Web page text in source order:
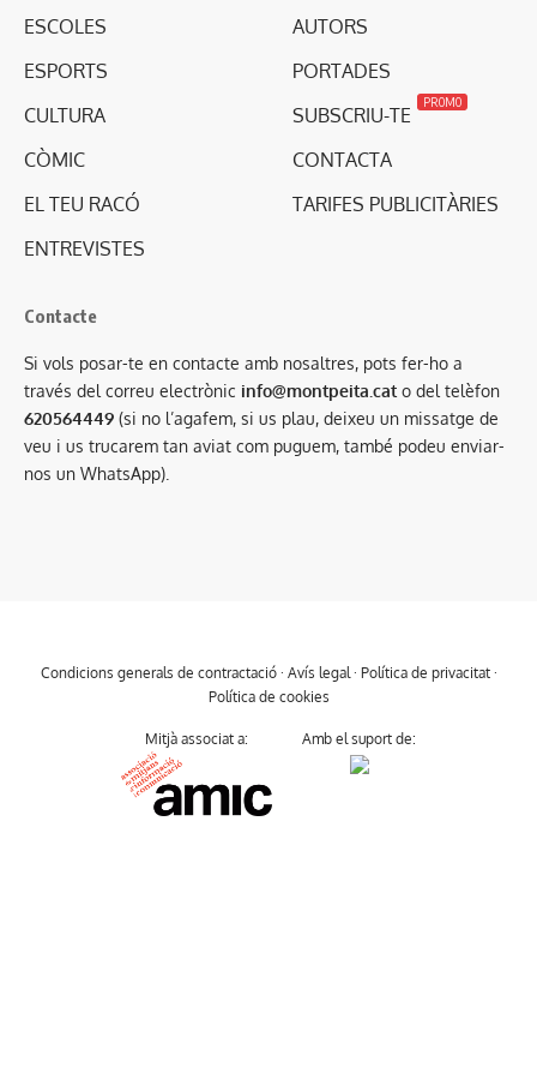
ESCOLES
ESPORTS
CULTURA
CÒMIC
EL TEU RACÓ
ENTREVISTES
AUTORS
PORTADES
SUBSCRIU-TE
PROMO
CONTACTA
TARIFES PUBLICITÀRIES
Contacte
Si vols posar-te en contacte amb nosaltres, pots fer-ho a
través del correu electrònic info@montpeita.cat o del telèfon
620564449 (si no l’agafem, si us plau, deixeu un missatge de
veu i us trucarem tan aviat com puguem, també podeu enviar-
nos un WhatsApp).
Condicions generals de contractació· Avís legal· Política de privacitat·
Política de cookies
Mitjà associat a: Amb el suport de: